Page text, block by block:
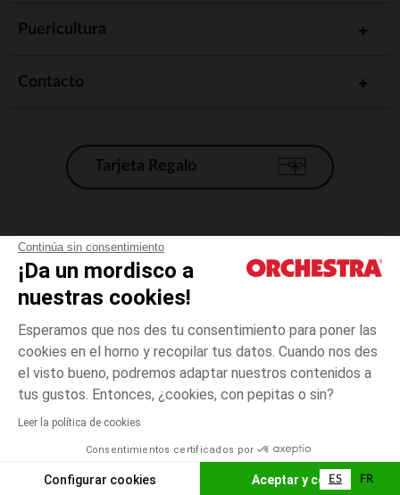
Continúa sin consentimiento
¡Da un mordisco a
nuestras cookies!
Esperamos que nos des tu consentimiento para poner las
cookies en el horno y recopilar tus datos. Cuando nos des
el visto bueno, podremos adaptar nuestros contenidos a
tus gustos. Entonces, ¿cookies, con pepitas o sin?
Leer la política de cookies
Consentimientos certificados por
Configurar cookies Aceptar y cerrar
Verde
3
El pago medidante
AÑADIR A LA CESTA
Puericultura
Contacto
Tarjeta Regalo
Condiciones generales de venta
Aviso Legal
*Condiciones de las ofertas actuales
Gestión de las cookies
Accesibilidad: no conforme
Orchestra adhiere al código de ética de la Federación Francesa de comercio
electrónico y venta a distancia (FEVAD) y al sistema de mediación de
ES FR